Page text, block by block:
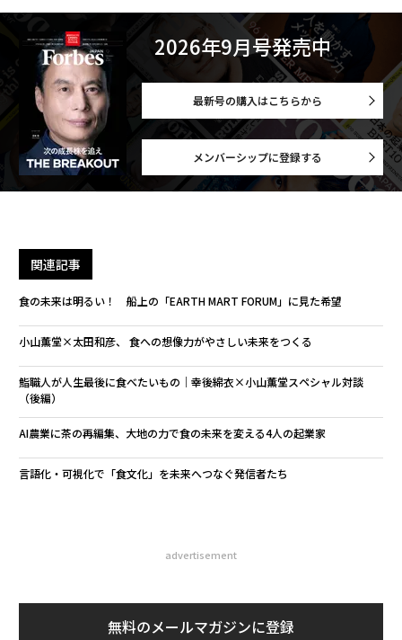
2026年9月号発売中
最新号の購入はこちらから
メンバーシップに登録する
関連記事
食の未来は明るい！ 船上の「EARTH MART FORUM」に見た希望
小山薫堂×太田和彦、 食への想像力がやさしい未来をつくる
鮨職人が人生最後に食べたいもの｜幸後綿衣×小山薫堂スペシャル対談
（後編）
AI農業に茶の再編集、大地の力で食の未来を変える4人の起業家
言語化・可視化で「食文化」を未来へつなぐ発信者たち
advertisement
無料のメールマガジンに登録